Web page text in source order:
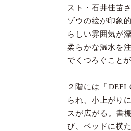
スト・石井佳苗
ゾウの絵が印象
らしい雰囲気が
柔らかな温水を
でくつろぐことが
２階には「DEFI
られ、小上がり
スが広がる。書
び、ベッドに横